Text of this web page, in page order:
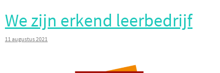
We zijn erkend leerbedrijf
11 augustus 2021